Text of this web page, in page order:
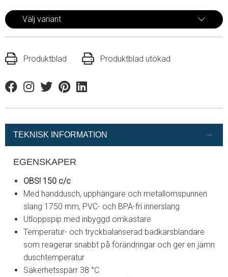
Välj variant
Produktblad Produktblad utökad
FacebookInstagram
TwitterPinterestLinkedin
TEKNISK INFORMATION
EGENSKAPER
OBS! 150 c/c
Med handdusch, upphängare och metallomspunnen
slang 1750 mm, PVC- och BPA-fri innerslang
Utloppspip med inbyggd omkastare
Temperatur- och tryckbalanserad badkarsblandare
som reagerar snabbt på förändringar och ger en jämn
duschtemperatur
Säkerhetsspärr 38 °C